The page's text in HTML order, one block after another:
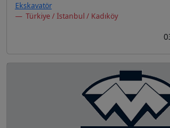
Ekskavatör
Türkiye / İstanbul / Kadıköy